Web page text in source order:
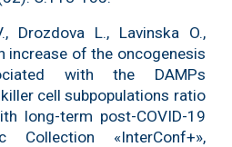
Drozdova L., Lavinska O.,
increase of the oncogenesis
with the DAMPs
cell subpopulations ratio
long-term post-COVID-19
Collection «InterConf+»,